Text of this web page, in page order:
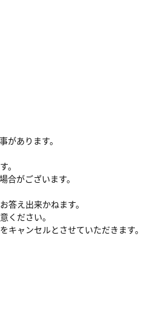
があります。
。
合がございます。
答え出来かねます。
ください。
キャンセルとさせていただきます。